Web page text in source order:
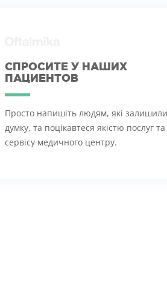
СПРОСИТЕ У НАШИХ
ПАЦИЕНТОВ
Просто напишіть людям, які залишили
думку, та поцікавтеся якістю послуг та
сервісу медичного центру.